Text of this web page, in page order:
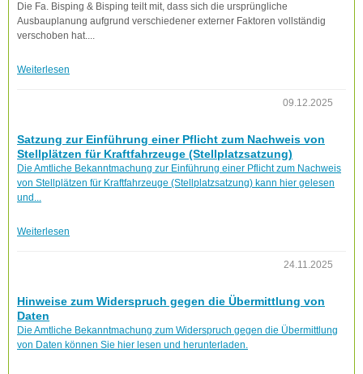
Die Fa. Bisping & Bisping teilt mit, dass sich die ursprüngliche
Ausbauplanung aufgrund verschiedener externer Faktoren vollständig
verschoben hat....
Weiterlesen
09.12.2025
Satzung zur Einführung einer Pflicht zum Nachweis von
Stellplätzen für Kraftfahrzeuge (Stellplatzsatzung)
Die Amtliche Bekanntmachung zur Einführung einer Pflicht zum Nachweis
von Stellplätzen für Kraftfahrzeuge (Stellplatzsatzung) kann hier gelesen
und...
Weiterlesen
24.11.2025
Hinweise zum Widerspruch gegen die Übermittlung von
Daten
Die Amtliche Bekanntmachung zum Widerspruch gegen die Übermittlung
von Daten können Sie hier lesen und herunterladen.